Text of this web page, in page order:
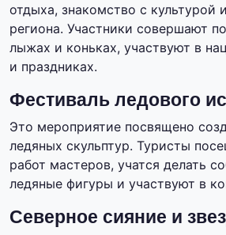
отдыха, знакомство с культурой
региона. Участники совершают
лыжах и коньках, участвуют в
и праздниках.
Фестиваль ледового
Это мероприятие посвящено
ледяных скульптур. Туристы
работ мастеров, учатся делать
ледяные фигуры и участвуют в
Северное сияние и